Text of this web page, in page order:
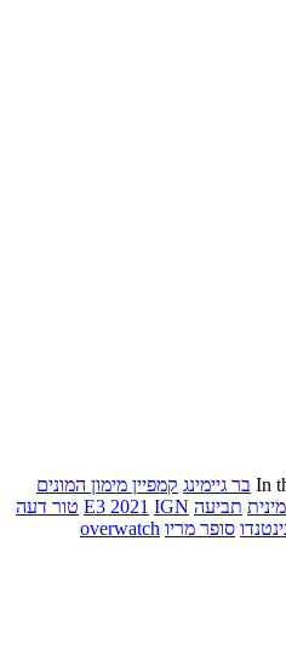
In בר גיימינג קמפיין מימון המונים
תביעה E3 2021 IGN
טור דעה
סופר מריו overwatch